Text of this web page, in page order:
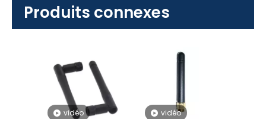
Produits connexes
vidéo vidéo